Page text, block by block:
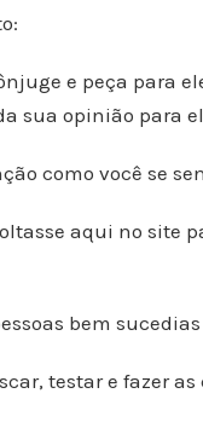
e peça para
sua opinião para
como você se
aqui no site
bem
testar e fazer